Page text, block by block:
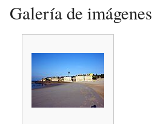
Galería de imágenes